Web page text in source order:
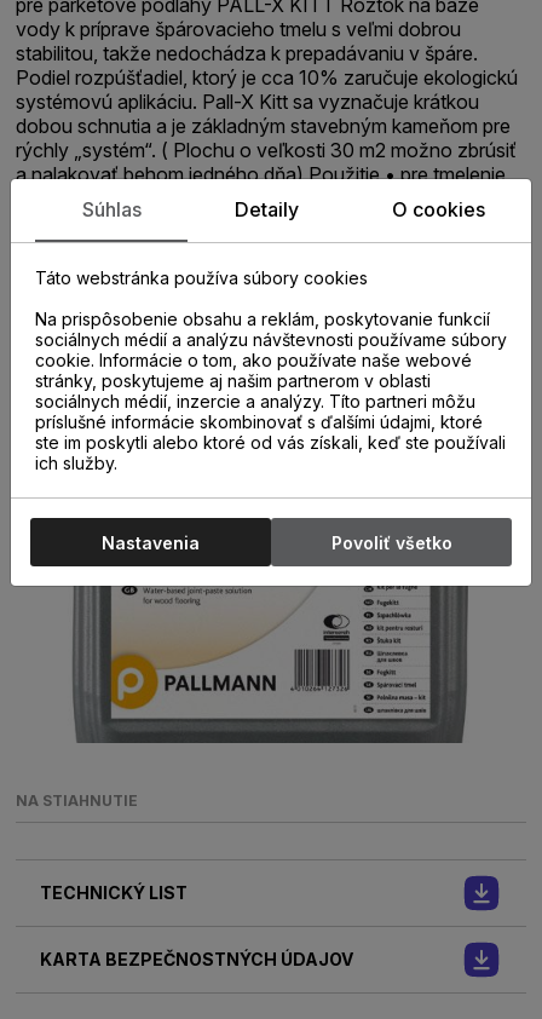
vody k príprave špárovacieho tmelu s veľmi dobrou
stabilitou, takže nedochádza k prepadávaniu v špáre.
Podiel rozpúšťadiel, ktorý je cca 10% zaručuje ekologickú
systémovú aplikáciu. Pall-X Kitt sa vyznačuje krátkou
dobou schnutia a je základným stavebným kameňom pre
rýchly „systém“. ( Plochu o veľkosti 30 m2 možno zbrúsiť
a nalakovať behom jedného dňa) Použitie • pre tmelenie
brúsených parketových a drevených podláh podlahovým
vykurovaním Vlastnosti • farebne neutrálny • krátka doba
schnutia • ľahko spracovateľný • pachovo neutrálny, ale
treba zabezpečiť dobré vetranie Spotreba 50 – 100ml/m2
NA STIAHNUTIE
TECHNICKÝ LIST
KARTA BEZPEČNOSTNÝCH ÚDAJOV
Súhlas Detaily O cookies
Táto webstránka používa súbory cookies
Na prispôsobenie obsahu a reklám, poskytovanie funkcií
sociálnych médií a analýzu návštevnosti používame súbory
cookie. Informácie o tom, ako používate naše webové
stránky, poskytujeme aj našim partnerom v oblasti
sociálnych médií, inzercie a analýzy. Títo partneri môžu
príslušné informácie skombinovať s ďalšími údajmi, ktoré
ste im poskytli alebo ktoré od vás získali, keď ste používali
ich služby.
Nastavenia Povoliť všetko